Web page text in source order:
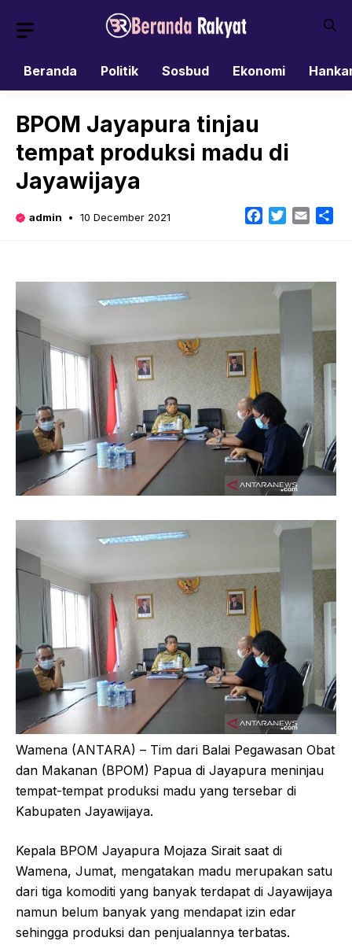
Beranda
Politik Sosbud Ekonomi
BPOM Jayapura tinjau
tempat produksi madu di
Jayawijaya
admin 10 December 2021 Facebook
TwitterEmail
Wamena (ANTARA) – Tim dari Balai Pegawasan Obat
dan Makanan (BPOM) Papua di Jayapura meninjau
tempat-tempat produksi madu yang tersebar di
Kabupaten Jayawijaya.
Kepala BPOM Jayapura Mojaza Sirait saat di
Wamena, Jumat, mengatakan madu merupakan satu
dari tiga komoditi yang banyak terdapat di Jayawijaya
namun belum banyak yang mendapat izin edar
sehingga produksi dan penjualannya terbatas.